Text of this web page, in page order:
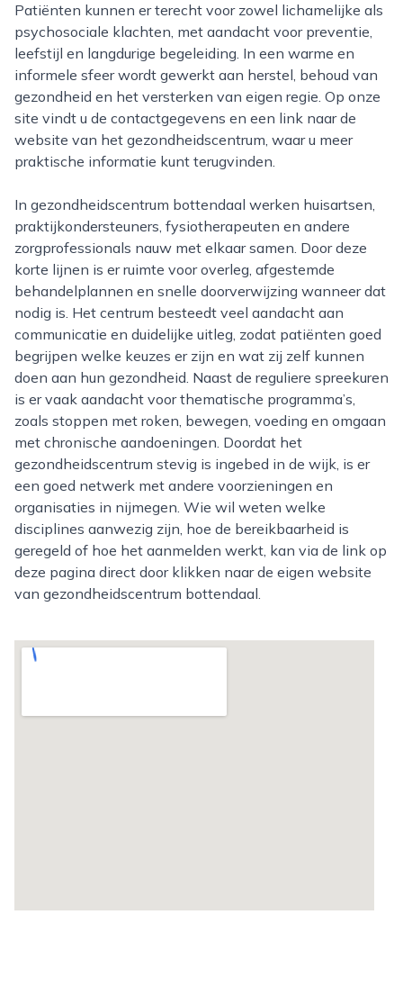
Patiënten kunnen er terecht voor zowel lichamelijke als
psychosociale klachten, met aandacht voor preventie,
leefstijl en langdurige begeleiding. In een warme en
informele sfeer wordt gewerkt aan herstel, behoud van
gezondheid en het versterken van eigen regie. Op onze
site vindt u de contactgegevens en een link naar de
website van het gezondheidscentrum, waar u meer
praktische informatie kunt terugvinden.
In gezondheidscentrum bottendaal werken huisartsen,
praktijkondersteuners, fysiotherapeuten en andere
zorgprofessionals nauw met elkaar samen. Door deze
korte lijnen is er ruimte voor overleg, afgestemde
behandelplannen en snelle doorverwijzing wanneer dat
nodig is. Het centrum besteedt veel aandacht aan
communicatie en duidelijke uitleg, zodat patiënten goed
begrijpen welke keuzes er zijn en wat zij zelf kunnen
doen aan hun gezondheid. Naast de reguliere spreekuren
is er vaak aandacht voor thematische programma’s,
zoals stoppen met roken, bewegen, voeding en omgaan
met chronische aandoeningen. Doordat het
gezondheidscentrum stevig is ingebed in de wijk, is er
een goed netwerk met andere voorzieningen en
organisaties in nijmegen. Wie wil weten welke
disciplines aanwezig zijn, hoe de bereikbaarheid is
geregeld of hoe het aanmelden werkt, kan via de link op
deze pagina direct door klikken naar de eigen website
van gezondheidscentrum bottendaal.